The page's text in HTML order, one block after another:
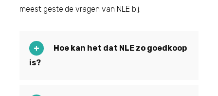
meest gestelde vragen van NLE bij.
Hoe kan het dat NLE zo goedkoop
is?